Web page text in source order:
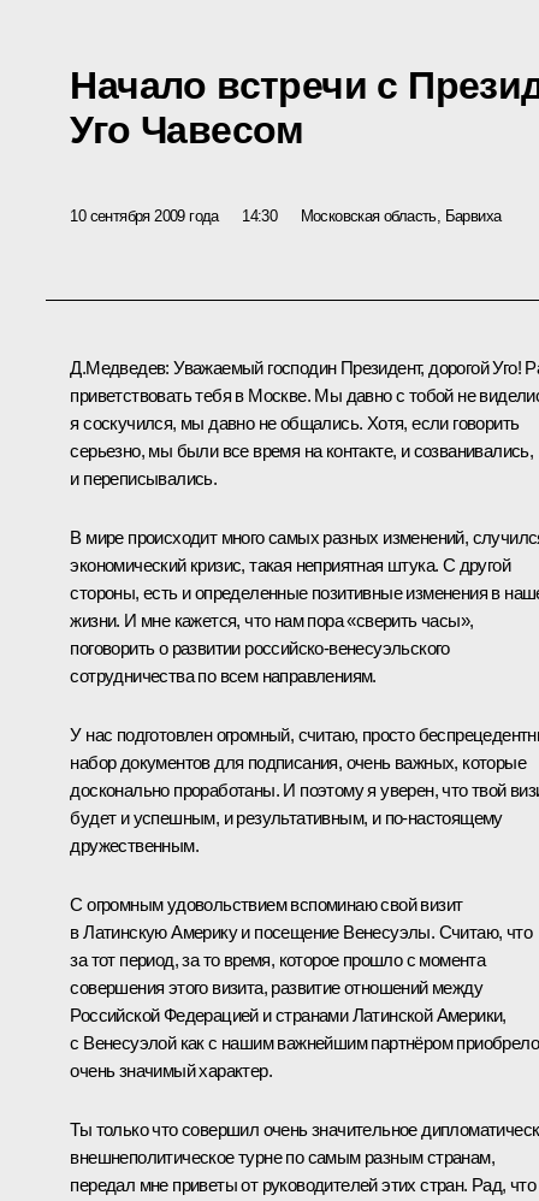
Начало встречи с
Уго Чавесом
10 сентября 2009 года 14:30 Московская область, Барвиха
Д.Медведев: Уважаемый господин Президент, дорогой Уго!
приветствовать тебя в Москве. Мы давно с тобой не
я соскучился, мы давно не общались. Хотя, если говорить
серьезно, мы были все время на контакте, и созванивались,
и переписывались.
В мире происходит много самых разных изменений,
экономический кризис, такая неприятная штука. С другой
стороны, есть и определенные позитивные изменения в
жизни. И мне кажется, что нам пора «сверить часы»,
поговорить о развитии российско-венесуэльского
сотрудничества по всем направлениям.
У нас подготовлен огромный, считаю, просто
набор документов для подписания, очень важных, которые
досконально проработаны. И поэтому я уверен, что твой
будет и успешным, и результативным, и по‑настоящему
дружественным.
С огромным удовольствием вспоминаю свой визит
в Латинскую Америку и посещение Венесуэлы. Считаю, что
за тот период, за то время, которое прошло с момента
совершения этого визита, развитие отношений между
Российской Федерацией и странами Латинской Америки,
с Венесуэлой как с нашим важнейшим партнёром приобрело
очень значимый характер.
Ты только что совершил очень значительное
внешнеполитическое турне по самым разным странам,
передал мне приветы от руководителей этих стран. Рад, что